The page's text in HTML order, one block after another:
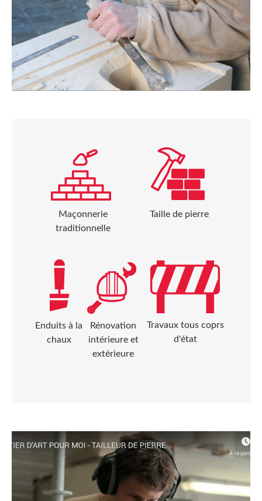
Maçonnerie
traditionnelle
Taille de pierre
Enduits à la
chaux
Rénovation
intérieure et
extérieure
Travaux tous coprs
d'état